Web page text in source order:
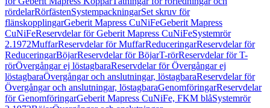
rördelarRörfästenSystempackningarSet skruv för
flänskopplingarGeberit Mapress CuNiFeGeberit Mapress
CuNiFeReservdelar för Geberit Mapress CuNiFeSystemrör
2.1972MuffarReservdelar för MuffarReduceringarReservdelar för
ReduceringarBöjarReservdelar för BöjarT-rörReservdelar för T-
rörÖvergångar ej löstagbaraReservdelar för Övergångar ej
löstagbaraÖvergångar och anslutningar, löstagbaraReservdelar för
Övergångar och anslutningar, löstagbaraGenomföringarReservdelar
för GenomföringarGeberit Mapress CuNiFe, FKM blåSystemrör